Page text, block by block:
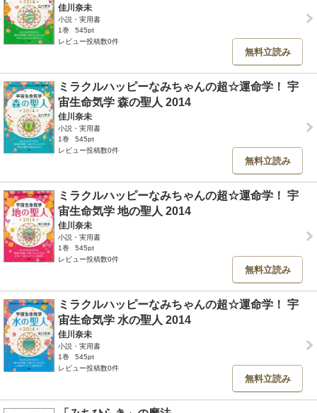
佳川奈未
小説・実用書
1巻
545pt
レビュー投稿数0件
無料立読み
ミラクルハッピーなみちゃんの超☆運命学！ 宇
宙生命気学 森の聖人 2014
佳川奈未
小説・実用書
1巻
545pt
レビュー投稿数0件
無料立読み
ミラクルハッピーなみちゃんの超☆運命学！ 宇
宙生命気学 地の聖人 2014
佳川奈未
小説・実用書
1巻
545pt
レビュー投稿数0件
無料立読み
ミラクルハッピーなみちゃんの超☆運命学！ 宇
宙生命気学 水の聖人 2014
佳川奈未
小説・実用書
1巻
545pt
レビュー投稿数0件
無料立読み